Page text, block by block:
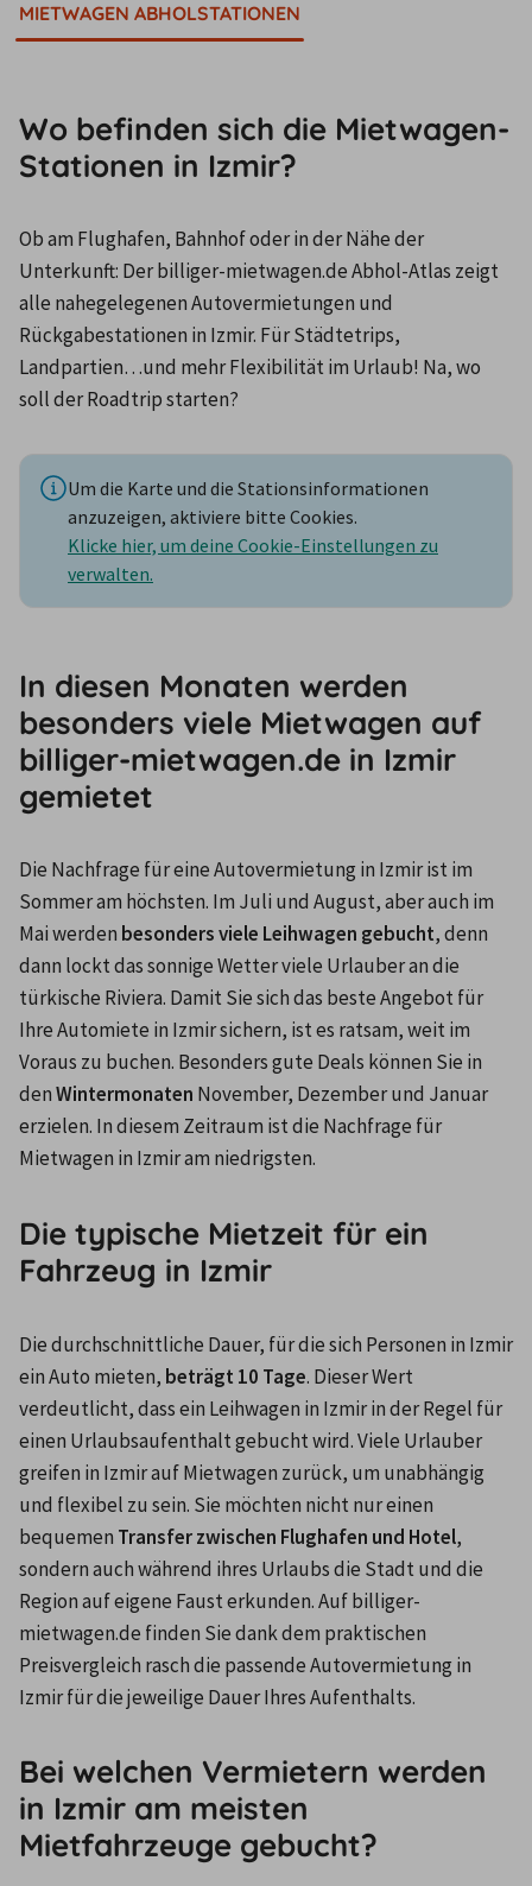
MIETWAGEN ABHOLSTATIONEN
Wo befinden sich die Mietwagen-
Stationen in Izmir?
Ob am Flughafen, Bahnhof oder in der Nähe der
Unterkunft: Der billiger-mietwagen.de Abhol-Atlas zeigt
alle nahegelegenen Autovermietungen und
Rückgabestationen in Izmir. Für Städtetrips,
Landpartien…und mehr Flexibilität im Urlaub! Na, wo
soll der Roadtrip starten?
Um die Karte und die Stationsinformationen
anzuzeigen, aktiviere bitte Cookies.
Klicke hier, um deine Cookie-Einstellungen zu
verwalten.
In diesen Monaten werden
besonders viele Mietwagen auf
billiger-mietwagen.de in Izmir
gemietet
Die Nachfrage für eine Autovermietung in Izmir ist im
Sommer am höchsten. Im Juli und August, aber auch im
Mai werden besonders viele Leihwagen gebucht, denn
dann lockt das sonnige Wetter viele Urlauber an die
türkische Riviera. Damit Sie sich das beste Angebot für
Ihre Automiete in Izmir sichern, ist es ratsam, weit im
Voraus zu buchen. Besonders gute Deals können Sie in
den Wintermonaten November, Dezember und Januar
erzielen. In diesem Zeitraum ist die Nachfrage für
Mietwagen in Izmir am niedrigsten.
Die typische Mietzeit für ein
Fahrzeug in Izmir
Die durchschnittliche Dauer, für die sich Personen in Izmir
ein Auto mieten, beträgt 10 Tage. Dieser Wert
verdeutlicht, dass ein Leihwagen in Izmir in der Regel für
einen Urlaubsaufenthalt gebucht wird. Viele Urlauber
greifen in Izmir auf Mietwagen zurück, um unabhängig
und flexibel zu sein. Sie möchten nicht nur einen
bequemen Transfer zwischen Flughafen und Hotel,
sondern auch während ihres Urlaubs die Stadt und die
Region auf eigene Faust erkunden. Auf billiger-
mietwagen.de finden Sie dank dem praktischen
Preisvergleich rasch die passende Autovermietung in
Izmir für die jeweilige Dauer Ihres Aufenthalts.
Bei welchen Vermietern werden
in Izmir am meisten
Mietfahrzeuge gebucht?